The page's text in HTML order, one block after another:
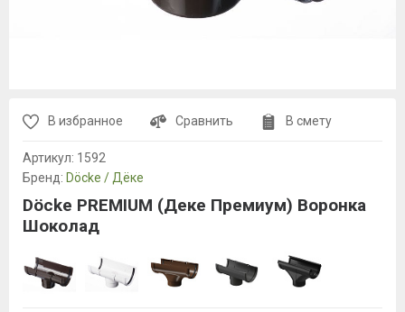
В избранное Сравнить В смету
Артикул: 1592
Бренд: Döcke / Дёке
Döcke PREMIUM (Деке Премиум) Воронка
Шоколад